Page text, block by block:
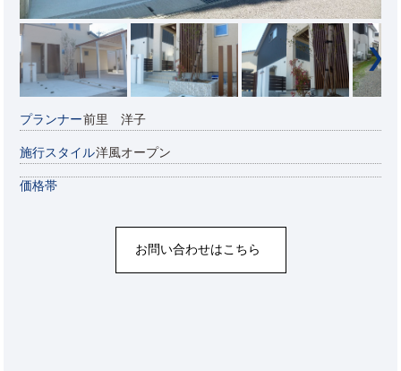
プランナー前里 洋子
施行スタイル洋風オープン
価格帯
お問い合わせはこちら